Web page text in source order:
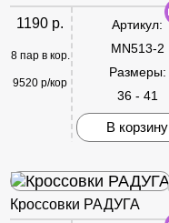
1190 р.
8 пар в кор.
9520 р/кор
Артикул:
MN513-2
Размеры:
36 - 41
В корзину
Кроссовки РАДУГА